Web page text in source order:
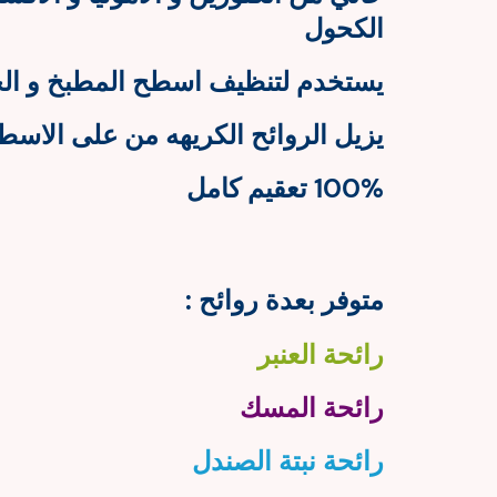
الكحول
يستخدم لتنظيف اسطح المطبخ و
يزيل الروائح الكريهه من على
100% تعقيم كامل
متوفر بعدة روائح :
رائحة العنبر
رائحة المسك
رائحة نبتة الصندل